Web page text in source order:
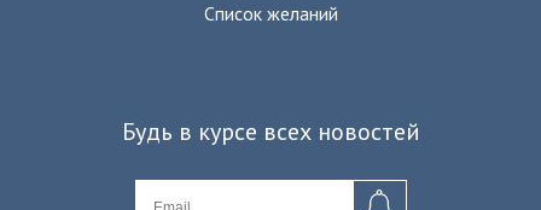
Список желаний
Будь в курсе всех новостей